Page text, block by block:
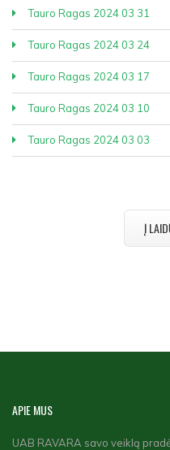
Tauro Ragas 2024 03 31
Tauro Ragas 2024 03 24
Tauro Ragas 2024 03 17
Tauro Ragas 2024 03 10
Tauro Ragas 2024 03 03
Į
APIEMUS
UAB RAVARA savo veiklą